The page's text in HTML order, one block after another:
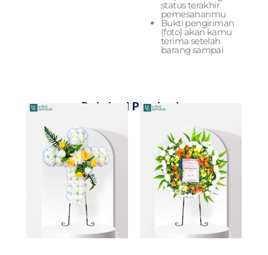
status terakhir
pemesananmu
Bukti pengiriman
(foto) akan kamu
terima setelah
barang sampai
Related Products